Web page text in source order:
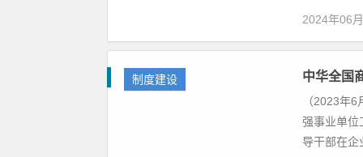
2024年06
制度建设 中华全国
（2023年
强事业单位
导干部在企